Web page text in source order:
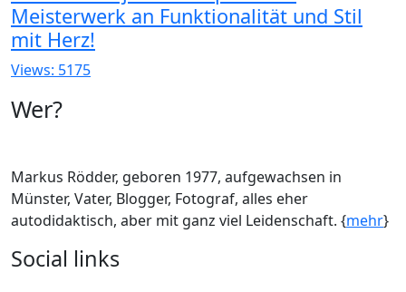
Meisterwerk an Funktionalität und Stil
mit Herz!
Views: 5175
Wer?
Markus Rödder, geboren 1977, aufgewachsen in
Münster, Vater, Blogger, Fotograf, alles eher
autodidaktisch, aber mit ganz viel Leidenschaft. {mehr}
Social links